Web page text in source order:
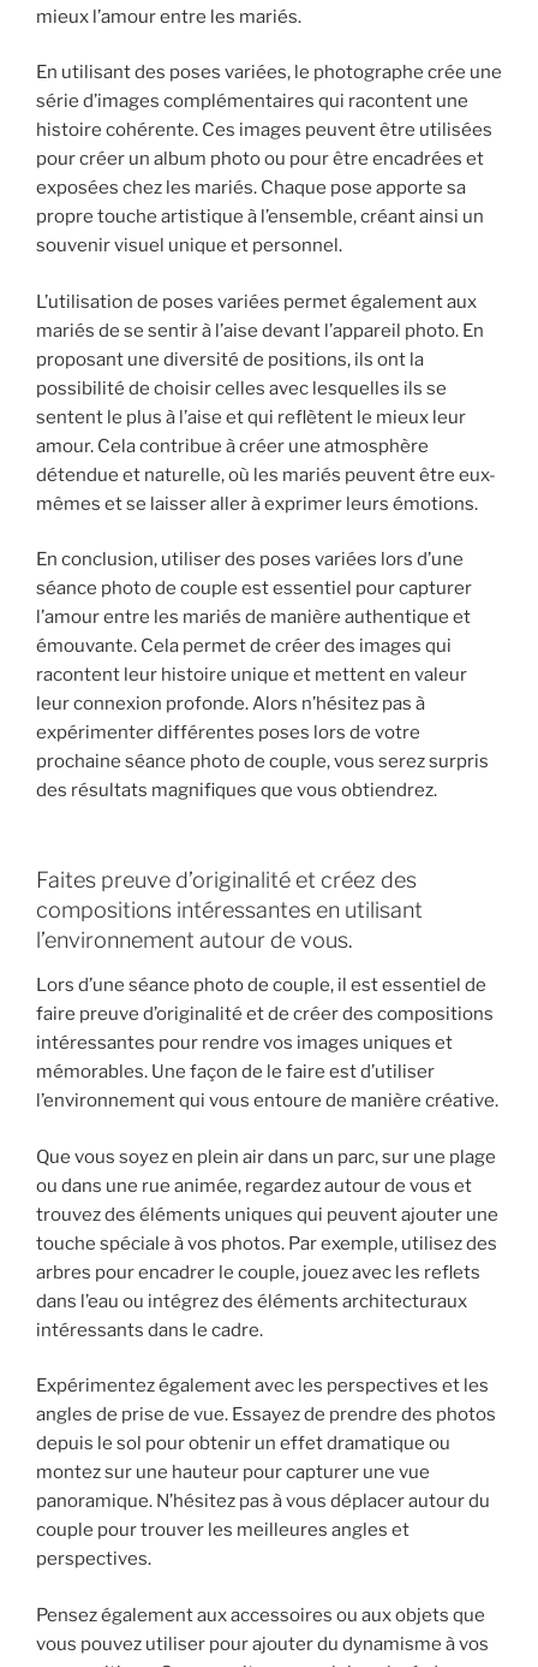
mieux l’amour entre les mariés.
En utilisant des poses variées, le photographe crée une
série d’images complémentaires qui racontent une
histoire cohérente. Ces images peuvent être utilisées
pour créer un album photo ou pour être encadrées et
exposées chez les mariés. Chaque pose apporte sa
propre touche artistique à l’ensemble, créant ainsi un
souvenir visuel unique et personnel.
L’utilisation de poses variées permet également aux
mariés de se sentir à l’aise devant l’appareil photo. En
proposant une diversité de positions, ils ont la
possibilité de choisir celles avec lesquelles ils se
sentent le plus à l’aise et qui reflètent le mieux leur
amour. Cela contribue à créer une atmosphère
détendue et naturelle, où les mariés peuvent être eux-
mêmes et se laisser aller à exprimer leurs émotions.
En conclusion, utiliser des poses variées lors d’une
séance photo de couple est essentiel pour capturer
l’amour entre les mariés de manière authentique et
émouvante. Cela permet de créer des images qui
racontent leur histoire unique et mettent en valeur
leur connexion profonde. Alors n’hésitez pas à
expérimenter différentes poses lors de votre
prochaine séance photo de couple, vous serez surpris
des résultats magnifiques que vous obtiendrez.
Faites preuve d’originalité et créez des
compositions intéressantes en utilisant
l’environnement autour de vous.
Lors d’une séance photo de couple, il est essentiel de
faire preuve d’originalité et de créer des compositions
intéressantes pour rendre vos images uniques et
mémorables. Une façon de le faire est d’utiliser
l’environnement qui vous entoure de manière créative.
Que vous soyez en plein air dans un parc, sur une plage
ou dans une rue animée, regardez autour de vous et
trouvez des éléments uniques qui peuvent ajouter une
touche spéciale à vos photos. Par exemple, utilisez des
arbres pour encadrer le couple, jouez avec les reflets
dans l’eau ou intégrez des éléments architecturaux
intéressants dans le cadre.
Expérimentez également avec les perspectives et les
angles de prise de vue. Essayez de prendre des photos
depuis le sol pour obtenir un effet dramatique ou
montez sur une hauteur pour capturer une vue
panoramique. N’hésitez pas à vous déplacer autour du
couple pour trouver les meilleures angles et
perspectives.
Pensez également aux accessoires ou aux objets que
vous pouvez utiliser pour ajouter du dynamisme à vos